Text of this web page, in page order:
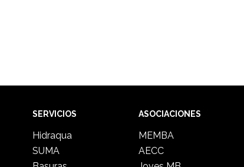
SERVICIOS
Hidraqua
SUMA
ASOCIACIONES
MEMBA
AECC